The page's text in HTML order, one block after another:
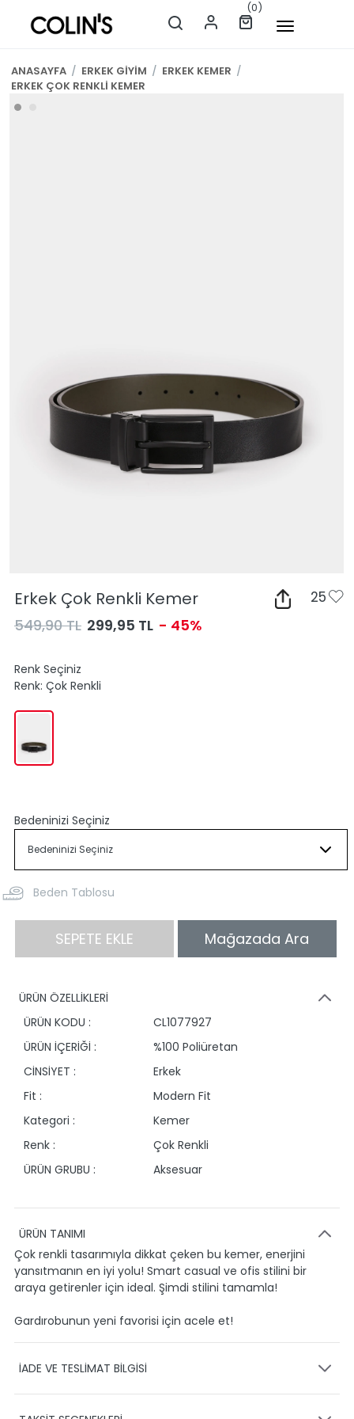
(0)
ANASAYFA / ERKEK GİYİM / ERKEK KEMER /
ERKEK ÇOK RENKLİ KEMER
Erkek Çok Renkli Kemer 25
549,90 TL 299,95 TL - 45%
Renk Seçiniz
Renk: Çok Renkli
Bedeninizi Seçiniz
Beden Tablosu
SEPETE EKLE Mağazada Ara
ÜRÜN ÖZELLİKLERİ
ÜRÜN KODU :
CL1077927
ÜRÜN İÇERİĞİ :
%100 Poliüretan
CİNSİYET :
Erkek
Fit :
Modern Fit
Kategori :
Kemer
Renk :
Çok Renkli
ÜRÜN GRUBU :
Aksesuar
ÜRÜN TANIMI
Çok renkli tasarımıyla dikkat çeken bu kemer, enerjini
yansıtmanın en iyi yolu! Smart casual ve ofis stilini bir
araya getirenler için ideal. Şimdi stilini tamamla!
Gardırobunun yeni favorisi için acele et!
İADE VE TESLİMAT BİLGİSİ